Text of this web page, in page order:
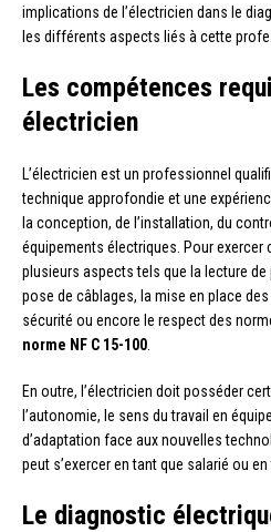
implications de l’électricien dans le
les différents aspects liés à cette
Les compétences
électricien
L’électricien est un professionnel
technique approfondie et une
la conception, de l’installation, du
équipements électriques. Pour exercer
plusieurs aspects tels que la lecture
pose de câblages, la mise en place
sécurité ou encore le respect des
norme NF C 15-100
En outre, l’électricien doit posséder
l’autonomie, le sens du travail en
d’adaptation face aux nouvelles
peut s’exercer en tant que salarié ou en
Le diagnostic